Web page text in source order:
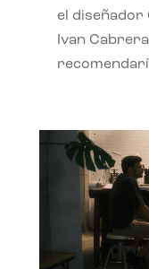
el diseñador
Ivan